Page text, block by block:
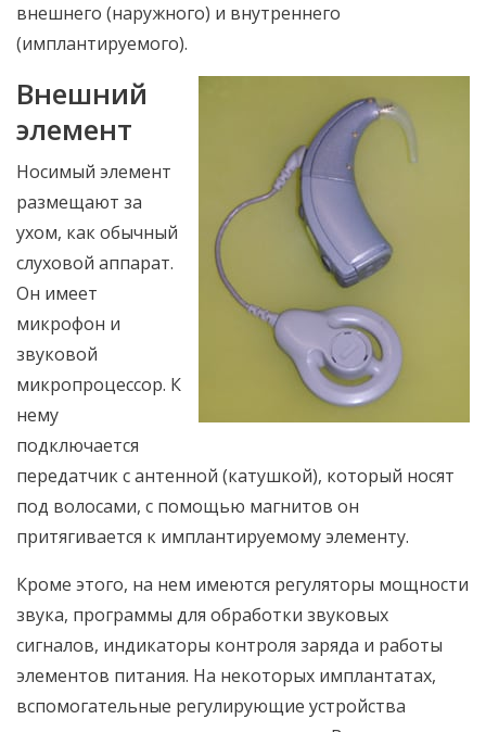
внешнего (наружного) и внутреннего
(имплантируемого).
Внешний
элемент
Носимый элемент
размещают за
ухом, как обычный
слуховой аппарат.
Он имеет
микрофон и
звуковой
микропроцессор. К
нему
подключается
передатчик с антенной (катушкой), который носят
под волосами, с помощью магнитов он
притягивается к имплантируемому элементу.
Кроме этого, на нем имеются регуляторы мощности
звука, программы для обработки звуковых
сигналов, индикаторы контроля заряда и работы
элементов питания. На некоторых имплантатах,
вспомогательные регулирующие устройства